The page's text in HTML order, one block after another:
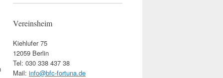
Vereinsheim
Kiehlufer 75
12059 Berlin
Tel: 030 338 437 38
Mail: info@bfc-fortuna.de